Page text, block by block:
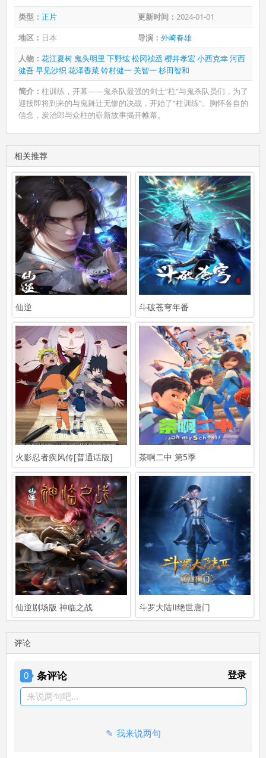
类型： 正片 更新时间： 2024-01-01
地区： 日本 导演： 外崎春雄
人物： 花江夏树 鬼头明里 下野纮松冈祯丞樱井孝宏小西克幸河西
健吾早见沙织 花泽香菜铃村健一 关智一杉田智和
简介： 柱训练，开幕——鬼杀队最强的剑士“柱”与鬼杀队员们，为了
迎接即将到来的与鬼舞辻无惨的决战，开始了“柱训练”。胸怀各自的
信念，炭治郎与众柱的崭新故事揭开帷幕。
相关推荐
仙逆 斗破苍穹年番
火影忍者疾风传[普通话版] 茶啊二中 第5季
仙逆剧场版 神临之战 斗罗大陆Ⅱ绝世唐门
评论
0 条评论 登录
来说两句吧...
我来说两句